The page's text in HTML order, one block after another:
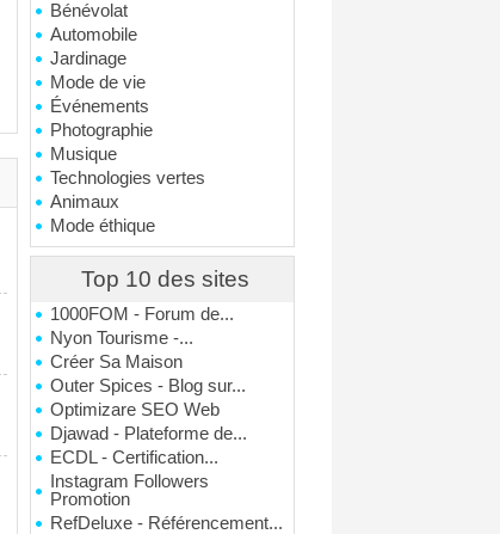
Bénévolat
Automobile
Jardinage
Mode de vie
Événements
Photographie
Musique
Technologies vertes
Animaux
Mode éthique
Top 10 des sites
1000FOM - Forum de...
Nyon Tourisme -...
Créer Sa Maison
Outer Spices - Blog sur...
Optimizare SEO Web
Djawad - Plateforme de...
ECDL - Certification...
Instagram Followers
Promotion
RefDeluxe - Référencement...